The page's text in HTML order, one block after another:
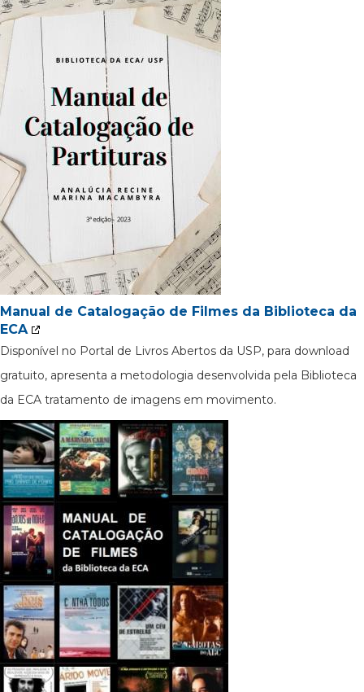
Manual de Catalogação de Filmes da Biblioteca da
ECA
Disponível no Portal de Livros Abertos da USP, para download
gratuito, apresenta a metodologia desenvolvida pela Biblioteca
da ECA tratamento de imagens em movimento.